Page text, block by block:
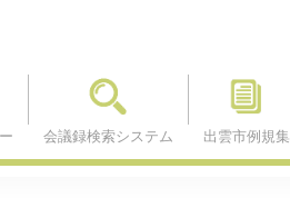
会議録検索システム 出雲市例規集